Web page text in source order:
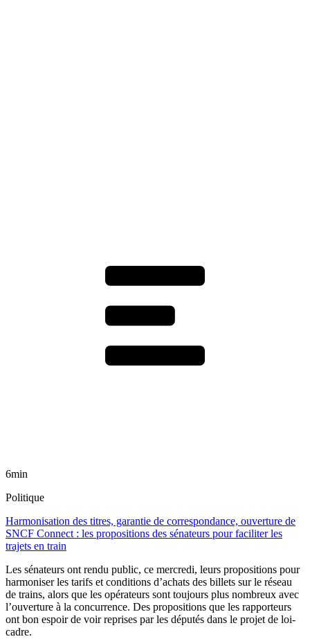
6min
Politique
Harmonisation des titres, garantie de correspondance, ouverture de
SNCF Connect : les propositions des sénateurs pour faciliter les
trajets en train
Les sénateurs ont rendu public, ce mercredi, leurs propositions pour
harmoniser les tarifs et conditions d’achats des billets sur le réseau
de trains, alors que les opérateurs sont toujours plus nombreux avec
l’ouverture à la concurrence. Des propositions que les rapporteurs
ont bon espoir de voir reprises par les députés dans le projet de loi-
cadre.